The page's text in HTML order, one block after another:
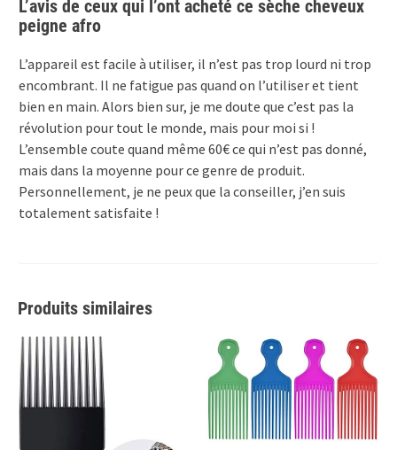
L’avis de ceux qui l’ont acheté ce sèche cheveux
peigne afro
L’appareil est facile à utiliser, il n’est pas trop lourd ni trop
encombrant. Il ne fatigue pas quand on l’utiliser et tient
bien en main. Alors bien sur, je me doute que c’est pas la
révolution pour tout le monde, mais pour moi si !
L’ensemble coute quand même 60€ ce qui n’est pas donné,
mais dans la moyenne pour ce genre de produit.
Personnellement, je ne peux que la conseiller, j’en suis
totalement satisfaite !
Produits similaires